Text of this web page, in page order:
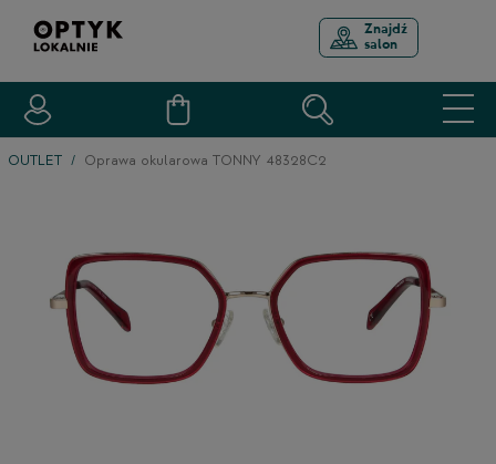
Znajdź
salon
OUTLET Oprawa okularowa TONNY 48328C2